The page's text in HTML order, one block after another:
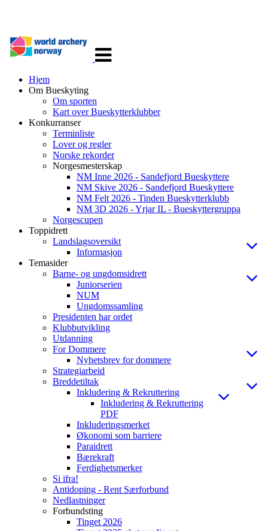
navigasjon
Hjem
Om Bueskyting
Om sporten
Kart over Bueskytterklubber
Konkurranser
Terminliste
Lover og regler
Norske rekorder
Norgesmesterskap
NM Inne 2026 - Sandefjord Bueskyttere
NM Skive 2026 - Sandefjord Bueskyttere
NM Felt 2026 - Tinden Bueskytterklubb
NM 3D 2026 - Yrjar IL - Bueskyttergruppa
Norgescupen
Toppidrett
Landslagsoversikt
Informasjon
Temasider
Barne- og ungdomsidrett
Juniorserien
NUM
Ungdomssamling
Presidenten har ordet
Klubbutvikling
Utdanning
For Dommere
Nyhetsbrev for dommere
Strategiarbeid
Breddetiltak
Inkludering & Rekruttering
Inkludering & Rekruttering
PDF
Inkluderingsmerket
Økonomi som barriere
Paraidrett
Bærekraft
Ferdighetsmerker
Si ifra!
Antidoping - Rent Særforbund
Nedlastninger
Forbundsting
Tinget 2026